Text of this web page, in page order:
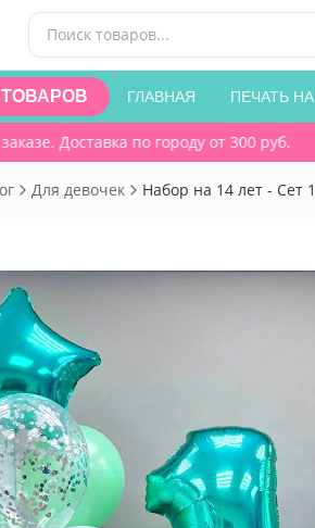
ТОВАРОВ ГЛАВНАЯ ПЕЧАТЬ
Доставка по городу от 300 руб.
Для девочек Набор на 14 лет - Сет